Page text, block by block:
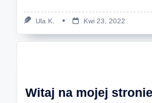
Ula K. Kwi 23, 2022
Witaj na mojej